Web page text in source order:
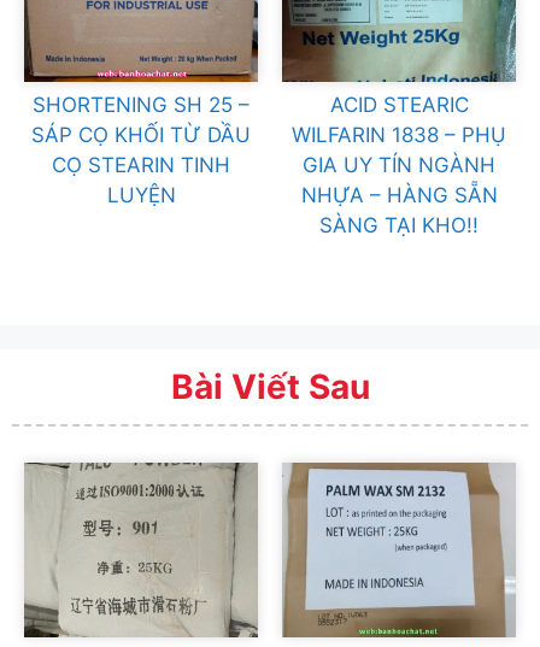
SHORTENING SH 25 –
SÁP CỌ KHỐI TỪ DẦU
CỌ STEARIN TINH
LUYỆN
ACID STEARIC
WILFARIN 1838 – PHỤ
GIA UY TÍN NGÀNH
NHỰA – HÀNG SẴN
SÀNG TẠI KHO!!
Bài Viết Sau